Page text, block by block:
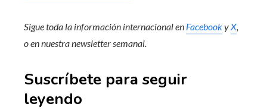
Sigue toda la información internacional en Facebooky X
o ennuestra newsletter semanal
Suscríbete para seguir
leyendo